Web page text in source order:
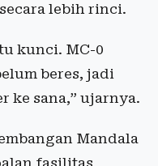
lebih rinci.
kunci. MC-0
beres, jadi
ke sana,” ujarnya.
Mandala
fasilitas